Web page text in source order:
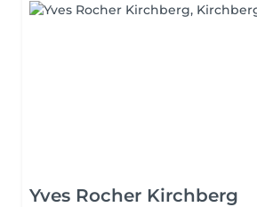
Yves Rocher Kirchberg